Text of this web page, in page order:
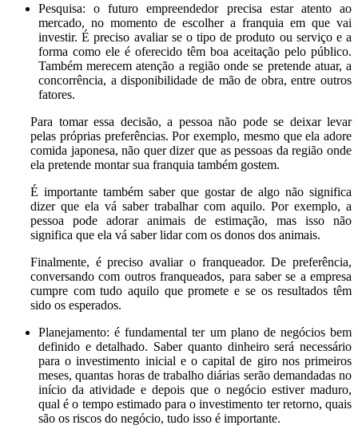
Pesquisa: o futuro empreendedor precisa estar atento ao
mercado, no momento de escolher a franquia em que vai
investir. É preciso avaliar se o tipo de produto ou serviço e a
forma como ele é oferecido têm boa aceitação pelo público.
Também merecem atenção a região onde se pretende atuar, a
concorrência, a disponibilidade de mão de obra, entre outros
fatores.
Para tomar essa decisão, a pessoa não pode se deixar levar
pelas próprias preferências. Por exemplo, mesmo que ela adore
comida japonesa, não quer dizer que as pessoas da região onde
ela pretende montar sua franquia também gostem.
É importante também saber que gostar de algo não significa
dizer que ela vá saber trabalhar com aquilo. Por exemplo, a
pessoa pode adorar animais de estimação, mas isso não
significa que ela vá saber lidar com os donos dos animais.
Finalmente, é preciso avaliar o franqueador. De preferência,
conversando com outros franqueados, para saber se a empresa
cumpre com tudo aquilo que promete e se os resultados têm
sido os esperados.
Planejamento: é fundamental ter um plano de negócios bem
definido e detalhado. Saber quanto dinheiro será necessário
para o investimento inicial e o capital de giro nos primeiros
meses, quantas horas de trabalho diárias serão demandadas no
início da atividade e depois que o negócio estiver maduro,
qual é o tempo estimado para o investimento ter retorno, quais
são os riscos do negócio, tudo isso é importante.